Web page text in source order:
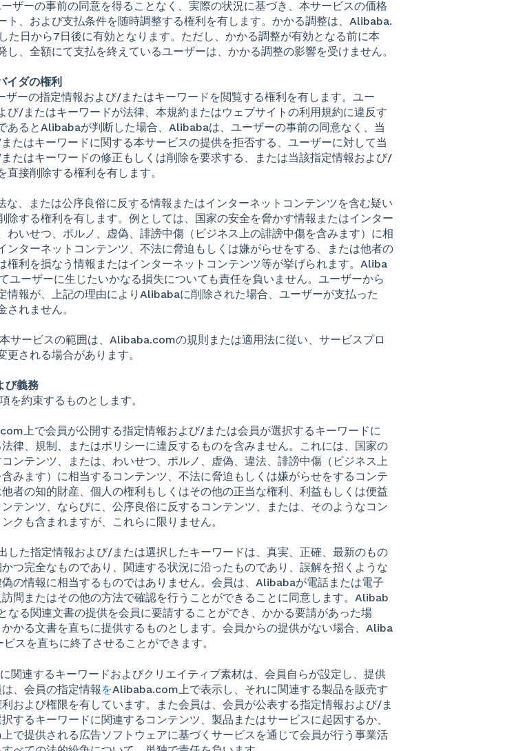
ザーの事前の同意を得ることなく、実際の状況に基づき、本サービスの価格
ト、および支払条件を随時調整する権利を有します。かかる調整は、Alibaba.
た日から7日後に有効となります。ただし、かかる調整が有効となる前に本
し、全額にて支払を終えているユーザーは、かかる調整の影響を受けません。
ダの権利
ーの指定情報および/またはキーワードを閲覧する権利を有します。ユー
び/またはキーワードが法律、本規約またはウェブサイトの利用規約に違反す
あるとAlibabaが判断した場合、Alibabaは、ユーザーの事前の同意なく、当
たはキーワードに関する本サービスの提供を拒否する、ユーザーに対して当
たはキーワードの修正もしくは削除を要求する、または当該指定情報および/
直接削除する権利を有します。
、または公序良俗に反する情報またはインターネットコンテンツを含む疑い
除する権利を有します。例としては、国家の安全を脅かす情報またはインター
わいせつ、ポルノ、虚偽、誹謗中傷（ビジネス上の誹謗中傷を含みます）に相
ンターネットコンテンツ、不法に脅迫もしくは嫌がらせをする、または他者の
権利を損なう情報またはインターネットコンテンツ等が挙げられます。Aliba
ユーザーに生じたいかなる損失についても責任を負いません。ユーザーから
情報が、上記の理由によりAlibabaに削除された場合、ユーザーが支払った
されません。
サービスの範囲は、Alibaba.comの規則または適用法に従い、サービスプロ
更される場合があります。
び義務
を約束するものとします。
上で会員が公開する指定情報および/または会員が選択するキーワードに
律、規制、またはポリシーに違反するものを含みません。これには、国家の
ンテンツ、または、わいせつ、ポルノ、虚偽、違法、誹謗中傷（ビジネス上
みます）に相当するコンテンツ、不法に脅迫もしくは嫌がらせをするコンテ
者の知的財産、個人の権利もしくはその他の正当な権利、利益もしくは便益
テンツ、ならびに、公序良俗に反するコンテンツ、または、そのようなコン
クも含まれますが、これらに限りません。
した指定情報および/または選択したキーワードは、真実、正確、最新のもの
つ完全なものであり、関連する状況に沿ったものであり、誤解を招くような
の情報に相当するものではありません。会員は、Alibabaが電話または電子
訪問またはその他の方法で確認を行うことができることに同意します。Alibab
なる関連文書の提供を会員に要請することができ、かかる要請があった場
かる文書を直ちに提供するものとします。会員からの提供がない場合、Aliba
スを直ちに終了させることができます。
関連するキーワードおよびクリエイティブ素材は、会員自らが設定し、提供
、会員の指定情報 をAlibaba.com上で表示し、それに関連する製品を販売す
および権限を有しています。また会員は、会員が公表する指定情報および/ま
するキーワードに関連するコンテンツ、製品またはサービスに起因するか、
上で提供される広告ソフトウェアに基づくサービスを通じて会員が行う事業活